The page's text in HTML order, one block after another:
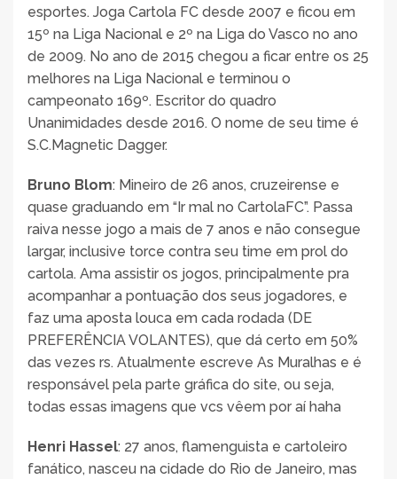
esportes. Joga Cartola FC desde 2007 e ficou em
15º na Liga Nacional e 2º na Liga do Vasco no ano
de 2009. No ano de 2015 chegou a ficar entre os 25
melhores na Liga Nacional e terminou o
campeonato 169º. Escritor do quadro
Unanimidades desde 2016. O nome de seu time é
S.C.Magnetic Dagger.
Bruno Blom: Mineiro de 26 anos, cruzeirense e
quase graduando em “Ir mal no CartolaFC”. Passa
raiva nesse jogo a mais de 7 anos e não consegue
largar, inclusive torce contra seu time em prol do
cartola. Ama assistir os jogos, principalmente pra
acompanhar a pontuação dos seus jogadores, e
faz uma aposta louca em cada rodada (DE
PREFERÊNCIA VOLANTES), que dá certo em 50%
das vezes rs. Atualmente escreve As Muralhas e é
responsável pela parte gráfica do site, ou seja,
todas essas imagens que vcs vêem por aí haha
Henri Hassel: 27 anos, flamenguista e cartoleiro
fanático, nasceu na cidade do Rio de Janeiro, mas